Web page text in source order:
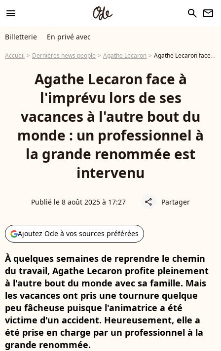
menu search newsletter
Billetterie En privé avec
Accueil Dernières news people Agathe Lecaron Agathe Lecaron face à l'imprévu lors de ses vacances à l'autre bout du monde : un professionnel à la grande renommée est intervenu
Agathe Lecaron face à
l'imprévu lors de ses
vacances à l'autre bout du
monde : un professionnel à
la grande renommée est
intervenu
Publié le 8 août 2025 à 17:27 share Partager
Ajoutez Ode à vos sources préférées
À quelques semaines de reprendre le chemin
du travail, Agathe Lecaron profite pleinement
à l'autre bout du monde avec sa famille. Mais
les vacances ont pris une tournure quelque
peu fâcheuse puisque l'animatrice a été
victime d'un accident. Heureusement, elle a
été prise en charge par un professionnel à la
grande renommée.